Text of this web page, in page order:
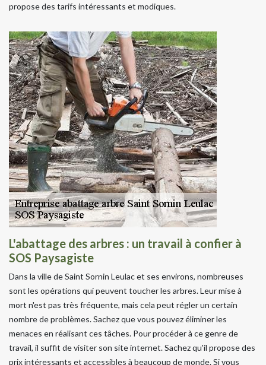
propose des tarifs intéressants et modiques.
L'abattage des arbres : un travail à confier à
SOS Paysagiste
Dans la ville de Saint Sornin Leulac et ses environs, nombreuses
sont les opérations qui peuvent toucher les arbres. Leur mise à
mort n'est pas très fréquente, mais cela peut régler un certain
nombre de problèmes. Sachez que vous pouvez éliminer les
menaces en réalisant ces tâches. Pour procéder à ce genre de
travail, il suffit de visiter son site internet. Sachez qu'il propose des
prix intéressants et accessibles à beaucoup de monde. Si vous